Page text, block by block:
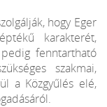
hogy Eger
karakterét,
fenntartható
szakmai,
a Közgyűlés elé,